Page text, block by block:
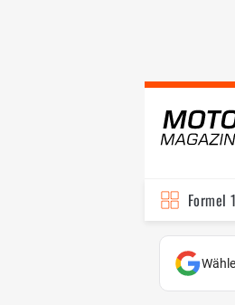
Formel 1